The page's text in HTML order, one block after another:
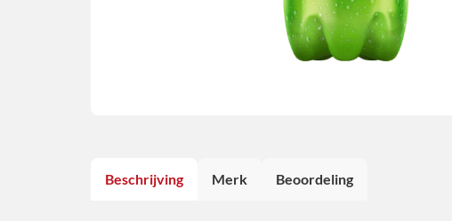
Beschrijving Merk Beoordeling